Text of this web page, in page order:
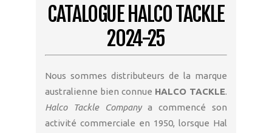
CATALOGUE HALCO TACKLE
2024-25
Nous sommes distributeurs de la marque
australienne bien connue HALCO TACKLE.
Halco Tackle Companya commencé son
activité commerciale en 1950, lorsque Hal